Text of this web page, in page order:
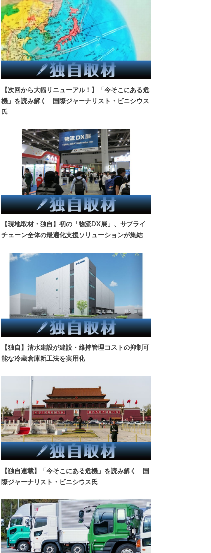
【次回から大幅リニューアル！】「今そこにある危
機」を読み解く 国際ジャーナリスト・ビニシウス
氏
【現地取材・独自】初の「物流DX展」、サプライ
チェーン全体の最適化支援ソリューションが集結
【独自】清水建設が建設・維持管理コストの抑制可
能な冷蔵倉庫新工法を実用化
【独自連載】「今そこにある危機」を読み解く 国
際ジャーナリスト・ビニシウス氏